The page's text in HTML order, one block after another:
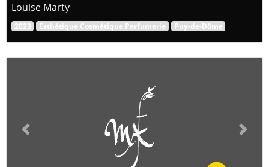
Louise Marty
2023 Esthétique Cosmétique Parfumerie Puy-de-Dôme
Previous Next